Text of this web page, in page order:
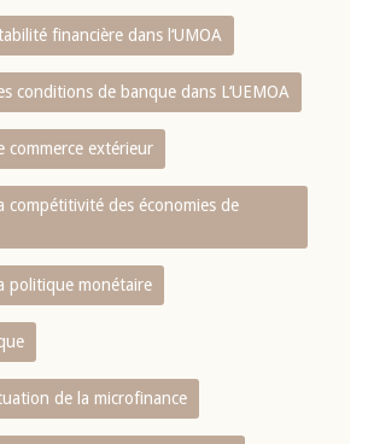
financière dans l‘UMOA
conditions de banque dans L‘UEMOA
commerce extérieur
compétitivité des économies de
politique monétaire
de la microfinance